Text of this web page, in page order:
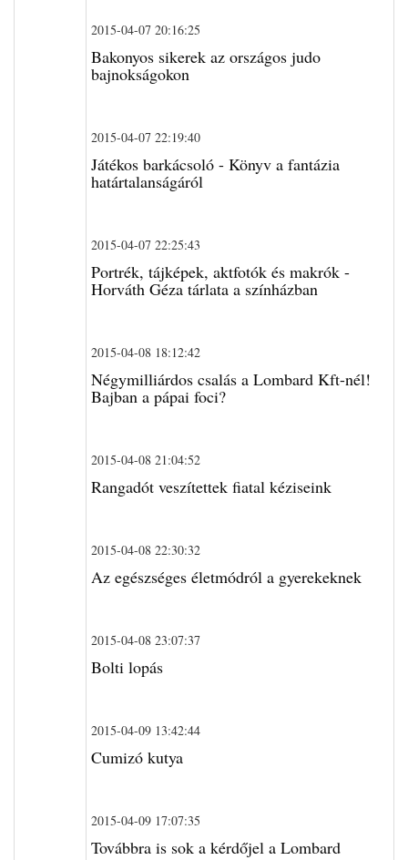
2015-04-07 20:16:25
Bakonyos sikerek az országos judo
bajnokságokon
2015-04-07 22:19:40
Játékos barkácsoló - Könyv a fantázia
határtalanságáról
2015-04-07 22:25:43
Portrék, tájképek, aktfotók és makrók -
Horváth Géza tárlata a színházban
2015-04-08 18:12:42
Négymilliárdos csalás a Lombard Kft-nél!
Bajban a pápai foci?
2015-04-08 21:04:52
Rangadót veszítettek fiatal kéziseink
2015-04-08 22:30:32
Az egészséges életmódról a gyerekeknek
2015-04-08 23:07:37
Bolti lopás
2015-04-09 13:42:44
Cumizó kutya
2015-04-09 17:07:35
Továbbra is sok a kérdőjel a Lombard